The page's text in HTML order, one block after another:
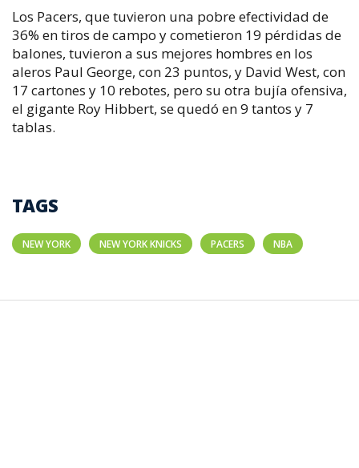
Los Pacers, que tuvieron una pobre efectividad de
36% en tiros de campo y cometieron 19 pérdidas de
balones, tuvieron a sus mejores hombres en los
aleros Paul George, con 23 puntos, y David West, con
17 cartones y 10 rebotes, pero su otra bujía ofensiva,
el gigante Roy Hibbert, se quedó en 9 tantos y 7
tablas.
TAGS
NEW YORK NEW YORK KNICKS PACERS NBA